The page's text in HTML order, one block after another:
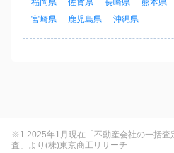
福岡県 佐賀県 長崎県 熊本県
宮崎県
鹿児島県 沖縄県
※1 2025年1月現在「不動産会社の一括査
査」より(株)東京商工リサーチ